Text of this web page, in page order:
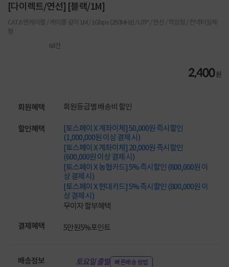
[다이렉트/연선] [블랙/1M]
CAT.6 랜케이블 / 케이블 길이 1M / 1Gbps (250MHz) / UTP / 연선 / 꺽임형 / 컨넥터일체
형
68건
2,400원
회원혜택 회원등급별 배송비 할인
할인혜택
[토스페이 X 계좌이체] 50,000원 즉시할인
(1,000,000원 이상 결제 시)
[토스페이 X 계좌이체] 20,000원 즉시할인
(600,000원 이상 결제 시)
[토스페이 X 농협카드] 5% 즉시할인 (800,000원 이
상 결제 시)
[토스페이 X 현대카드] 5% 즉시할인 (800,000원 이
상 결제 시)
무이자 할부혜택
결제혜택 5만원5%포인트
배송정보 토요일 출발 빠른배송 방법